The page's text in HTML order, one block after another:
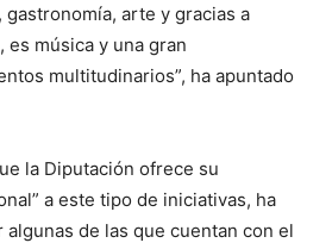
arte y gracias a
música y una gran
multitudinarios”, ha apuntado
la Diputación ofrece su
a este tipo de iniciativas, ha
de las que cuentan con el